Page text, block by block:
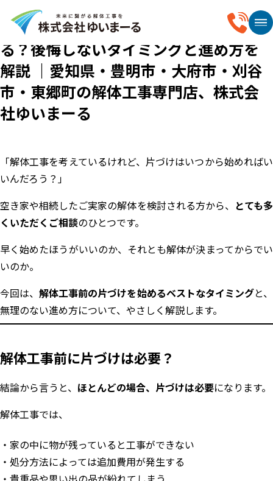
2026.01.12
解体工事前の片づけはいつから始め
る？後悔しないタイミングと進め方を
解説 ｜愛知県・豊明市・大府市・刈谷
市・東郷町の解体工事専門店、株式会
社ゆいまーる
「解体工事を考えているけれど、片づけはいつから始めればい
いんだろう？」
空き家や相続したご実家の解体を検討される方から、 とても多
くいただくご相談のひとつです。
早く始めたほうがいいのか、それとも解体が決まってからでい
いのか。
今回は、解体工事前の片づけを始めるベストなタイミングと、
無理のない進め方について、やさしく解説します。
解体工事前に片づけは必要？
結論から言うと、 ほとんどの場合、片づけは必要になります。
解体工事では、
家の中に物が残っていると工事ができない
処分方法によっては追加費用が発生する